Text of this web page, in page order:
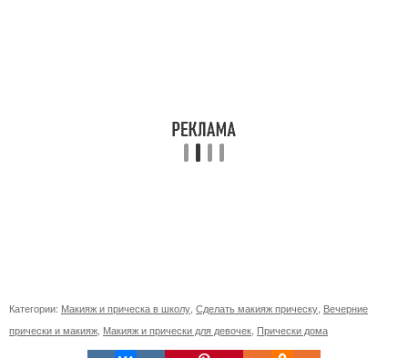
Категории: Макияж и прическа в школу Сделать макияж прическу Вечерние
прически и макияж Макияж и прически для девочек Прически дома